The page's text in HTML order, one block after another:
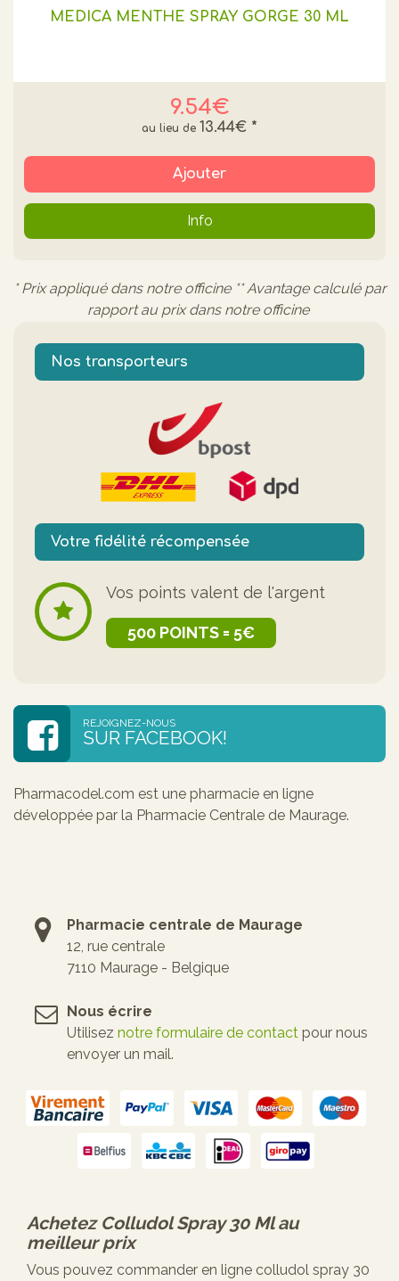
MEDICA MENTHE SPRAY GORGE 30 ML
9.54€
13.44€ *
Ajouter
Info
* Prix appliqué dans notre officine ** Avantage calculé par
rapport au prix dans notre officine
Nos transporteurs
Votre fidélité récompensée
Vos points valent de l'argent
500 POINTS = 5€
REJOIGNEZ-NOUS
SUR FACEBOOK!
Pharmacodel.com est une pharmacie en ligne
développée par la Pharmacie Centrale de Maurage.
Pharmacie centrale de Maurage
12, rue centrale
7110 Maurage - Belgique
Nous écrire
Utilisez notre formulaire de contact pour nous
envoyer un mail.
Achetez Colludol Spray 30 Mlau
meilleur prix
Vous pouvez commander en ligne colludol spray 30